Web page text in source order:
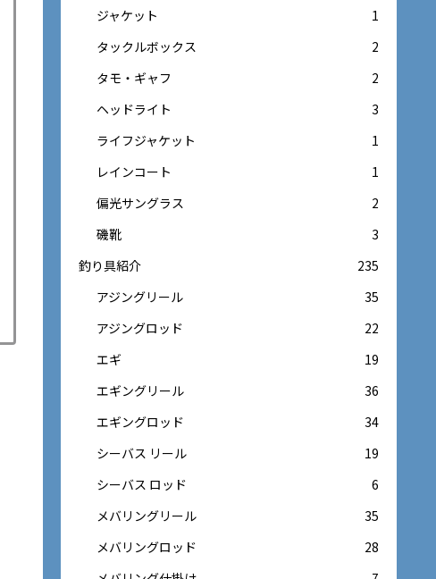
ジャケット
1
タックルボックス
2
タモ・ギャフ
2
ヘッドライト
3
ライフジャケット
1
レインコート
1
偏光サングラス
2
磯靴
3
釣り具紹介
235
アジングリール
35
アジングロッド
22
エギ
19
エギングリール
36
エギングロッド
34
シーバス リール
19
シーバス ロッド
6
メバリングリール
35
メバリングロッド
28